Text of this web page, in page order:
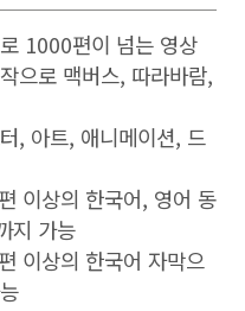
1000편이 넘는 영상
으로 맥버스, 따라바람,
, 아트, 애니메이션, 드
편 이상의 한국어, 영어 동
지 가능
편 이상의 한국어 자막으